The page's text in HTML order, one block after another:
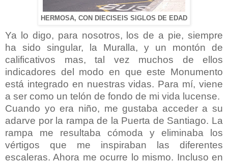
HERMOSA, CON DIECISEIS SIGLOS DE EDAD
Ya lo digo, para nosotros, los de a pie, siempre
ha sido singular, la Muralla, y un montón de
calificativos mas, tal vez muchos de ellos
indicadores del modo en que este Monumento
está integrado en nuestras vidas. Para mí, viene
a ser como un telón de fondo de mi vida lucense.
Cuando yo era niño, me gustaba acceder a su
adarve por la rampa de la Puerta de Santiago. La
rampa me resultaba cómoda y eliminaba los
vértigos que me inspiraban las diferentes
escaleras. Ahora me ocurre lo mismo. Incluso en